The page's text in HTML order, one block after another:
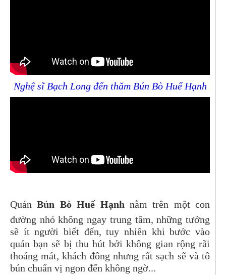
Nghệ sĩ Bạch Long đến thăm Bún Bò Huế Hạnh
QuánBún Bò Huế Hạnh nằm trên một con
đường nhỏ không ngay trung tâm, những tưởng
sẽ ít người biết đến, tuy nhiên khi bước vào
quán bạn sẽ bị thu hút bởi không gian rộng rãi
thoáng mát, khách đông nhưng rất sạch sẽ và tô
bún chuẩn vị ngon đến không ngờ...